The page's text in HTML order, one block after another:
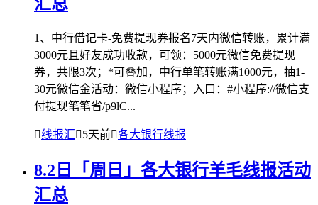
1、中行借记卡-免费提现券报名7天内微信转账，累计满
3000元且好友成功收款，可领：5000元微信免费提现
券，共限3次；*可叠加，中行单笔转账满1000元，抽1-
30元微信金活动：微信小程序；入口：#小程序://微信支
付提现笔笔省/p9lC...
线报汇5天前各大银行线报
8.2日「周日」各大银行羊毛线报活动
汇总